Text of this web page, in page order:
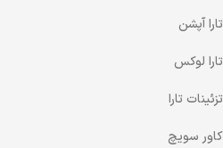
تارا آپشن
تارا لوکس
تزئینات تارا
کاور سویچ